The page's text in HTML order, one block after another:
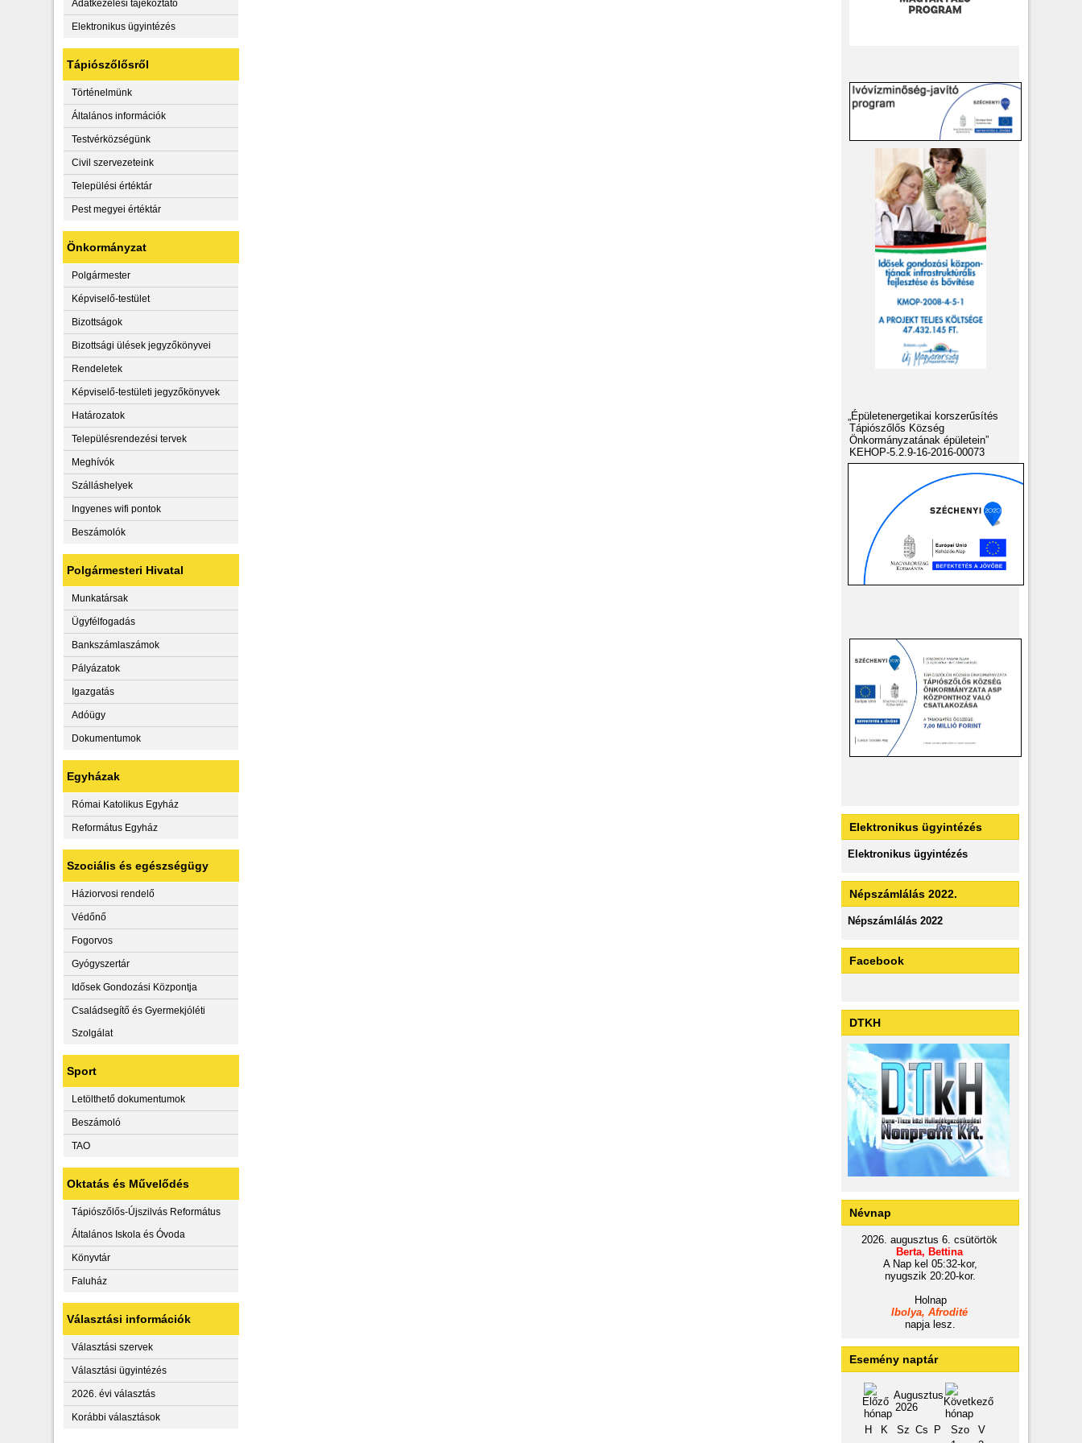
Adatkezelési tájékoztató
Elektronikus ügyintézés
Tápiószőlősről
Történelmünk
Általános információk
Testvérközségünk
Civil szervezeteink
Települési értéktár
Pest megyei értéktár
Önkormányzat
Polgármester
Képviselő-testület
Bizottságok
Bizottsági ülések jegyzőkönyvei
Rendeletek
Képviselő-testületi jegyzőkönyvek
Határozatok
Településrendezési tervek
Meghívók
Szálláshelyek
Ingyenes wifi pontok
Beszámolók
Polgármesteri Hivatal
Munkatársak
Ügyfélfogadás
Bankszámlaszámok
Pályázatok
Igazgatás
Adóügy
Dokumentumok
Egyházak
Római Katolikus Egyház
Református Egyház
Szociális és egészségügy
Háziorvosi rendelő
Védőnő
Fogorvos
Gyógyszertár
Idősek Gondozási Központja
Családsegítő és Gyermekjóléti
Szolgálat
Sport
Letölthető dokumentumok
Beszámoló
TAO
Oktatás és Művelődés
Tápiószőlős-Újszilvás Református
Általános Iskola és Óvoda
Könyvtár
Faluház
Választási információk
Választási szervek
Választási ügyintézés
2026. évi választás
Korábbi választások
„Épületenergetikai korszerűsítés
Tápiószőlős Község
Önkormányzatának épületein”
KEHOP-5.2.9-16-2016-00073
Elektronikus ügyintézés
Elektronikus ügyintézés
Népszámlálás 2022.
Népszámlálás 2022
Facebook
DTKH
Névnap
2026. augusztus 6. csütörtök
Berta, Bettina
A Nap kel 05:32-kor,
nyugszik 20:20-kor.
Holnap
Ibolya, Afrodité
napja lesz.
Esemény naptár
Augusztus
2026
H
K Sz Cs P Szo
V